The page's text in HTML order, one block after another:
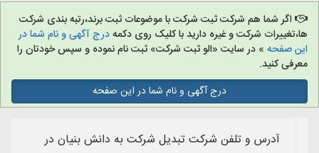
اگر شما هم شرکت ثبت شرکت با موضوعات ثبت برند،رتبه بندی شرکت
ها،تغییرات شرکت و غیره دارید با کلیک روی دکمهدرج آگهی و نام شما در
این صفحه » در سایت «الو ثبت شرکت» ثبت نام نموده و سپس خودتان را
معرفی کنید.
درج آگهی و نام شما در این صفحه
آدرس و تلفن شرکت تبدیل شرکت به دانش بنیان در